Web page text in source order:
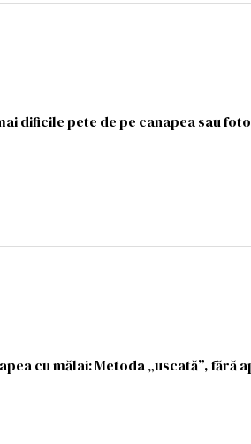
dificile pete de pe canapea sau
cu mălai: Metoda „uscată”, fără